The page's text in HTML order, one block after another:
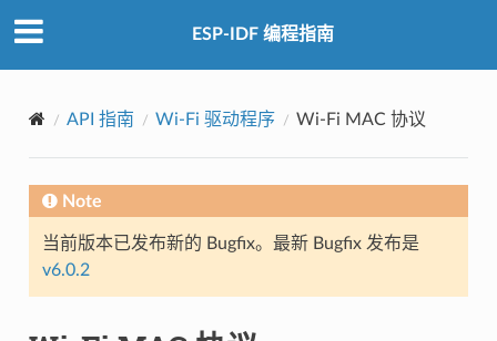
ESP-IDF 编程指南
API 指南 Wi-Fi 驱动程序 Wi-Fi MAC 协议
Note
当前版本已发布新的 Bugfix。最新 Bugfix 发布是
v6.0.2